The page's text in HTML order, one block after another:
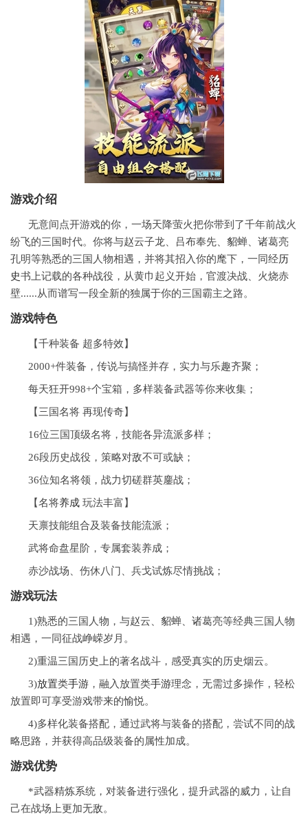
游戏介绍
无意间点开游戏的你，一场天降萤火把你带到了千年前战火
纷飞的三国时代。你将与赵云子龙、吕布奉先、貂蝉、诸葛亮
孔明等熟悉的三国人物相遇，并将其招入你的麾下，一同经历
史书上记载的各种战役，从黄巾起义开始，官渡决战、火烧赤
壁......从而谱写一段全新的独属于你的三国霸主之路。
游戏特色
【千种装备 超多特效】
2000+件装备，传说与搞怪并存，实力与乐趣齐聚；
每天狂开998+个宝箱，多样装备武器等你来收集；
【三国名将 再现传奇】
16位三国顶级名将，技能各异流派多样；
26段历史战役，策略对敌不可或缺；
36位知名将领，战力切磋群英鏖战；
【名将养成 玩法丰富】
天禀技能组合及装备技能流派；
武将命盘星阶，专属套装养成；
赤沙战场、伤休八门、兵戈试炼尽情挑战；
游戏玩法
1)熟悉的三国人物，与赵云、貂蝉、诸葛亮等经典三国人物
相遇，一同征战峥嵘岁月。
2)重温三国历史上的著名战斗，感受真实的历史烟云。
3)放置类手游 ，融入放置类手游理念，无需过多操作，轻松
放置即可享受游戏带来的愉悦。
4)多样化装备搭配，通过武将与装备的搭配，尝试不同的战
略思路，并获得高品级装备的属性加成。
游戏优势
*武器精炼系统，对装备进行强化，提升武器的威力，让自
己在战场上更加无敌。